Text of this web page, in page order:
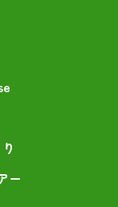
ー